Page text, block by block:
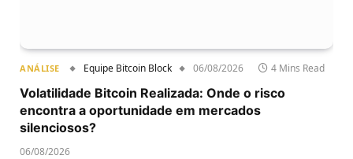
ANÁLISE Equipe Bitcoin Block 06/08/2026 4 Mins Read
Volatilidade Bitcoin Realizada: Onde o risco
encontra a oportunidade em mercados
silenciosos?
06/08/2026